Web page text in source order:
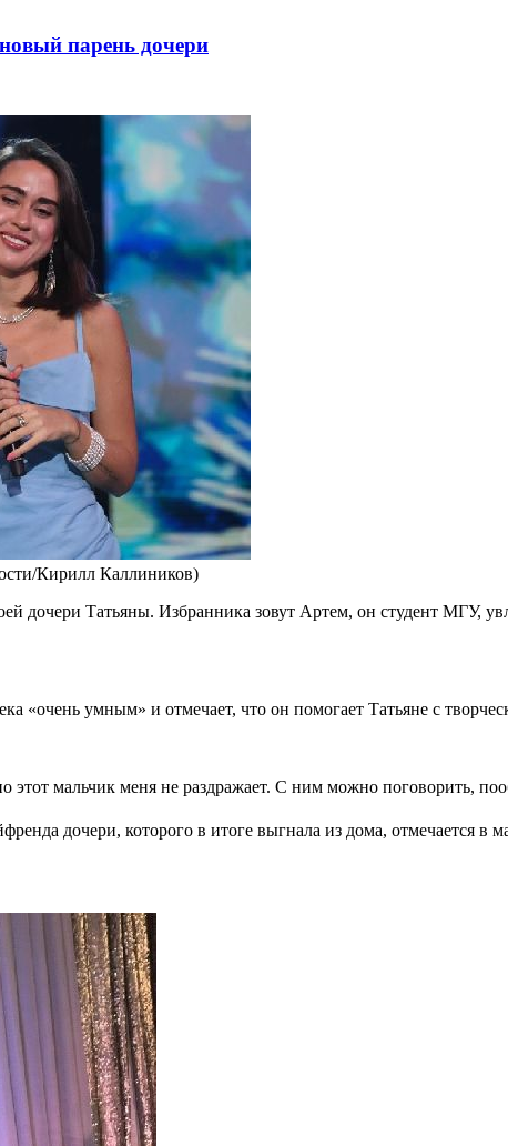
парень дочери
Кирилл Каллиников)
дочери Татьяны. Избранника зовут Артем, он студент МГУ,
«очень умным» и отмечает, что он помогает Татьяне с
мальчик меня не раздражает. С ним можно поговорить,
дочери, которого в итоге выгнала из дома, отмечается в